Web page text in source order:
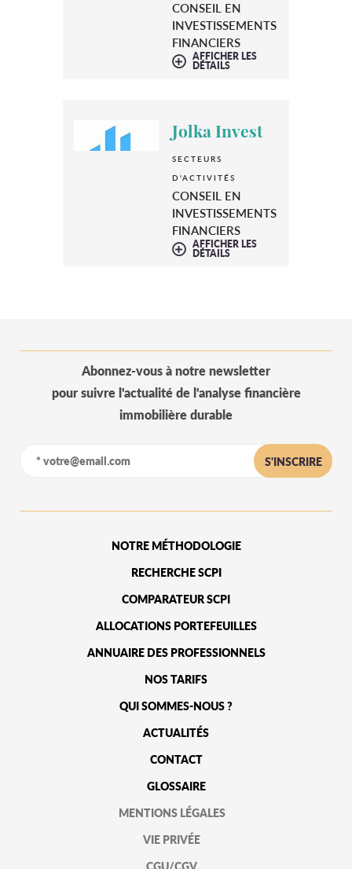
CONSEIL EN
INVESTISSEMENTS
FINANCIERS
AFFICHER LES
DÉTAILS
Jolka Invest
SECTEURS
D'ACTIVITÉS
CONSEIL EN
INVESTISSEMENTS
FINANCIERS
AFFICHER LES
DÉTAILS
Abonnez-vous à notre newsletter
pour suivre l'actualité de l'analyse financière
immobilière durable
S'INSCRIRE
NOTRE MÉTHODOLOGIE
RECHERCHE SCPI
COMPARATEUR SCPI
ALLOCATIONS PORTEFEUILLES
ANNUAIRE DES PROFESSIONNELS
NOS TARIFS
QUI SOMMES-NOUS ?
ACTUALITÉS
CONTACT
GLOSSAIRE
MENTIONS LÉGALES
VIE PRIVÉE
CGU/CGV